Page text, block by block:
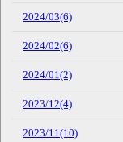
2024/03(6)
2024/02(6)
2024/01(2)
2023/12(4)
2023/11(10)